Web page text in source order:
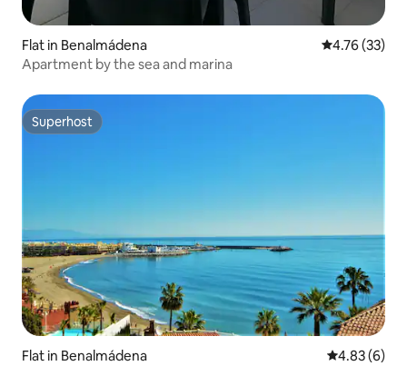
Flat in Benalmádena 4.76 out of 5
4.76 (33)
Apartment by the sea and marina
Superhost
Superhost
Flat in Benalmádena 4.83 out of
4.83 (6)